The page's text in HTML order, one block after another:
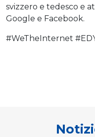
svizzero e tedesco e
Google e Facebook.
#WeTheInternet